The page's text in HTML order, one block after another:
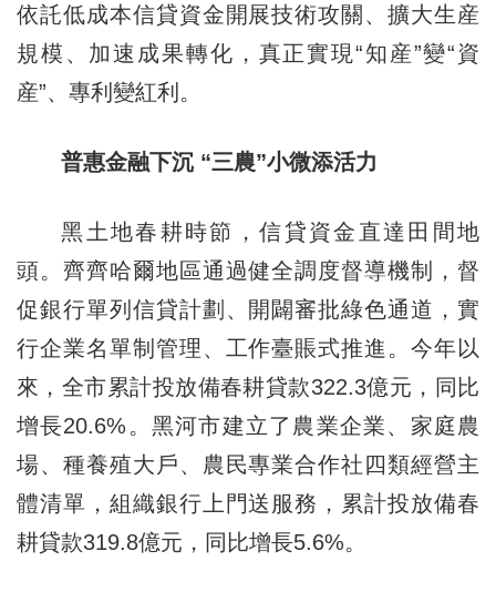
依託低成本信貸資金開展技術攻關、擴大生産
規模、加速成果轉化，真正實現“知産”變“資
産”、專利變紅利。
普惠金融下沉 “三農”小微添活力
黑土地春耕時節，信貸資金直達田間地
頭。齊齊哈爾地區通過健全調度督導機制，督
促銀行單列信貸計劃、開闢審批綠色通道，實
行企業名單制管理、工作臺賬式推進。今年以
來，全市累計投放備春耕貸款322.3億元，同比
增長20.6%。黑河市建立了農業企業、家庭農
場、種養殖大戶、農民專業合作社四類經營主
體清單，組織銀行上門送服務，累計投放備春
耕貸款319.8億元，同比增長5.6%。